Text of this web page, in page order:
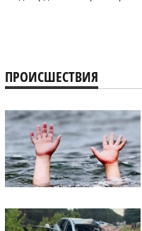
ПРОИСШЕСТВИЯ